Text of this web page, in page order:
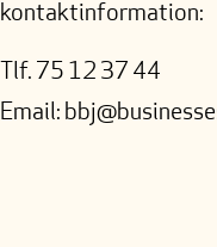
kontaktinformation:
Tlf. 75 12 37 44
Email: